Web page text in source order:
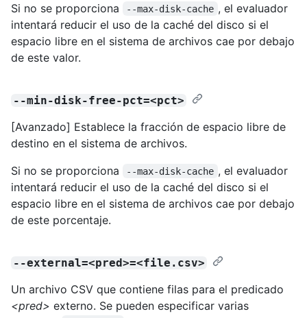
Si no se proporciona
--max-disk-cache , el evaluador
intentará reducir el uso de la caché del disco si el
espacio libre en el sistema de archivos cae por debajo
de este valor.
--min-disk-free-pct=<pct>
[Avanzado] Establece la fracción de espacio libre de
destino en el sistema de archivos.
Si no se proporciona
--max-disk-cache , el evaluador
intentará reducir el uso de la caché del disco si el
espacio libre en el sistema de archivos cae por debajo
de este porcentaje.
--external=<pred>=<file.csv>
Un archivo CSV que contiene filas para el predicado
<pred> externo. Se pueden especificar varias